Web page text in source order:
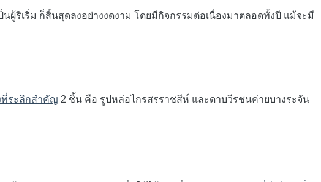
เริ่ม ก็สิ้นสุดลงอย่างงดงาม โดยมีกิจกรรมต่อเนื่องมาตลอดทั้งปี แม้จะมี
ที่ระลึกสำคัญ 2 ชิ้น คือ รูปหล่อไกรสรราชสีห์ และดาบวีรชนค่ายบางระจัน